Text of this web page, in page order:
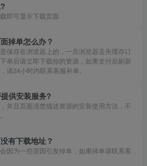
即可显示下载页面
掉单怎么办？
保存在浏览器上的，一旦浏览器丢失缓存订
单后请立即下载你的资源，如果支付后刷新
请24小时内联系客服补单。
供安装服务?
并且页面清楚描述资源的安装使用方法，不
有下载地址？
因为一些原因引发掉单，如果掉单请联系客